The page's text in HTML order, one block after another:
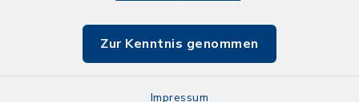
Zur Kenntnis genommen
Impressum
Impressum